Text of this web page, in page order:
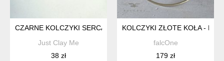
CZARNE KOLCZYKI SERCA
Just Clay Me
38 zł
KOLCZYKI ZŁOTE KOŁA -
falcOne
179 zł